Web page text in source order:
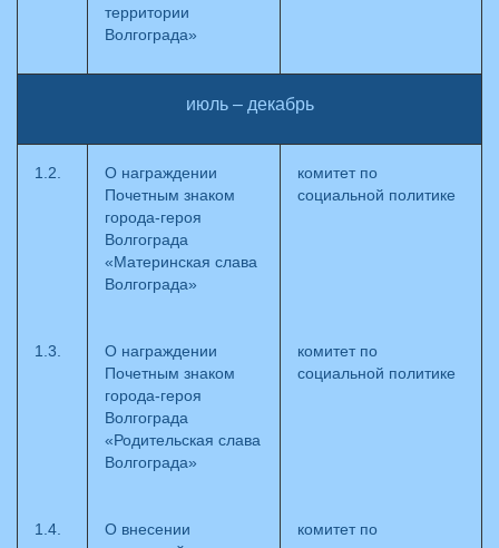
территории
Волгограда»
июль – декабрь
1.2.
О награждении
Почетным знаком
города-героя
Волгограда
«Материнская слава
Волгограда»
комитет по
социальной политике
1.3.
О награждении
Почетным знаком
города-героя
Волгограда
«Родительская слава
Волгограда»
комитет по
социальной политике
1.4.
О внесении
комитет по